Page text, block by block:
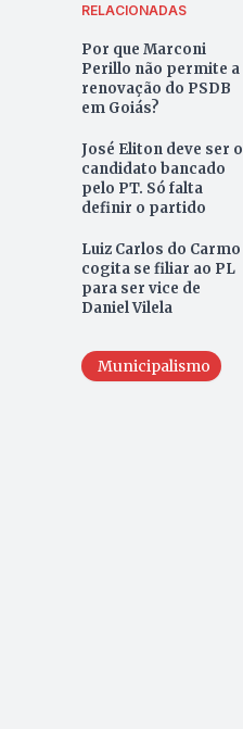
RELACIONADAS
Por que Marconi
Perillo não permite a
renovação do PSDB
em Goiás?
José Eliton deve ser o
candidato bancado
pelo PT. Só falta
definir o partido
Luiz Carlos do Carmo
cogita se filiar ao PL
para ser vice de
Daniel Vilela
Municipalismo